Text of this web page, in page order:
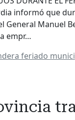
informó que
General Manuel
empr…
feriado